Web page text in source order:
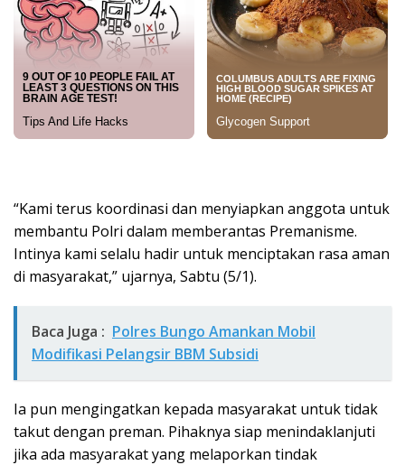
“Kami terus koordinasi dan menyiapkan anggota untuk
membantu Polri dalam memberantas Premanisme.
Intinya kami selalu hadir untuk menciptakan rasa aman
di masyarakat,” ujarnya, Sabtu (5/1).
Baca Juga : Polres Bungo Amankan Mobil
Modifikasi Pelangsir BBM Subsidi
Ia pun mengingatkan kepada masyarakat untuk tidak
takut dengan preman. Pihaknya siap menindaklanjuti
jika ada masyarakat yang melaporkan tindak